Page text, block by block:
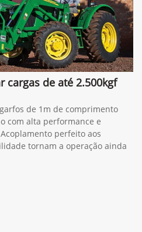
cargas de até 2.500kgf
de 1m de comprimento
com alta performance e
perfeito aos
tornam a operação ainda